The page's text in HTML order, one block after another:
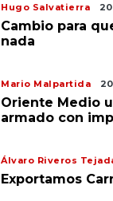
Hugo Salvatierra
Cambio para
nada
Mario Malpartida
Oriente Medio
armado con
Álvaro Riveros
Exportamos